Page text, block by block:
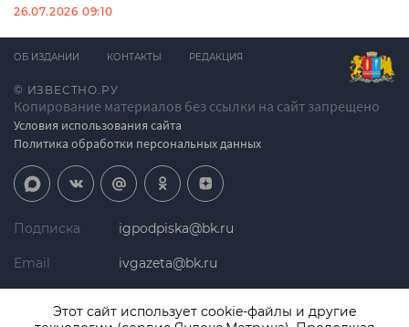
26.07.2026 09:10
© ИЗВЕСТНО.РУ
Копирование материалов без ссылки на сайт запрещено
Условия использования сайта
Политика обработки персональных данных
ОБ ИЗДАНИИ КОНТАКТЫ РЕДАКЦИЯ
Подписка igpodpiska@bk.ru
Email ivgazeta@bk.ru
Этот сайт использует cookie-файлы и другие